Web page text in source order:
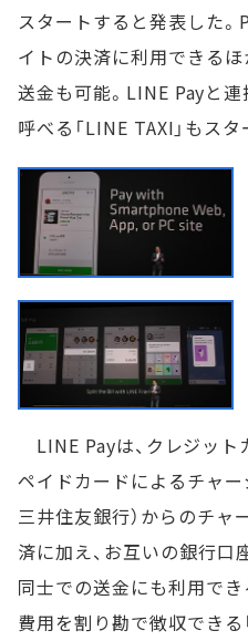
スタートすると発表した
イトの決済に利用できる
送金も可能。LINE Payと
呼べる「LINE TAXI」もスタ
LINE Payは、クレジット
ペイドカードによるチャー
三井住友銀行）からのチャ
済に加え、お互いの銀行
同士での送金にも利用で
費用を割り勘で徴収できる